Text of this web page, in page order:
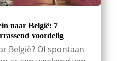
naar België: 7
voordelig
België? Of spontaan